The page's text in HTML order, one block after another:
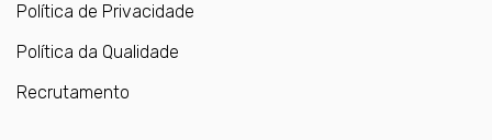
Política de Privacidade
Política da Qualidade
Recrutamento